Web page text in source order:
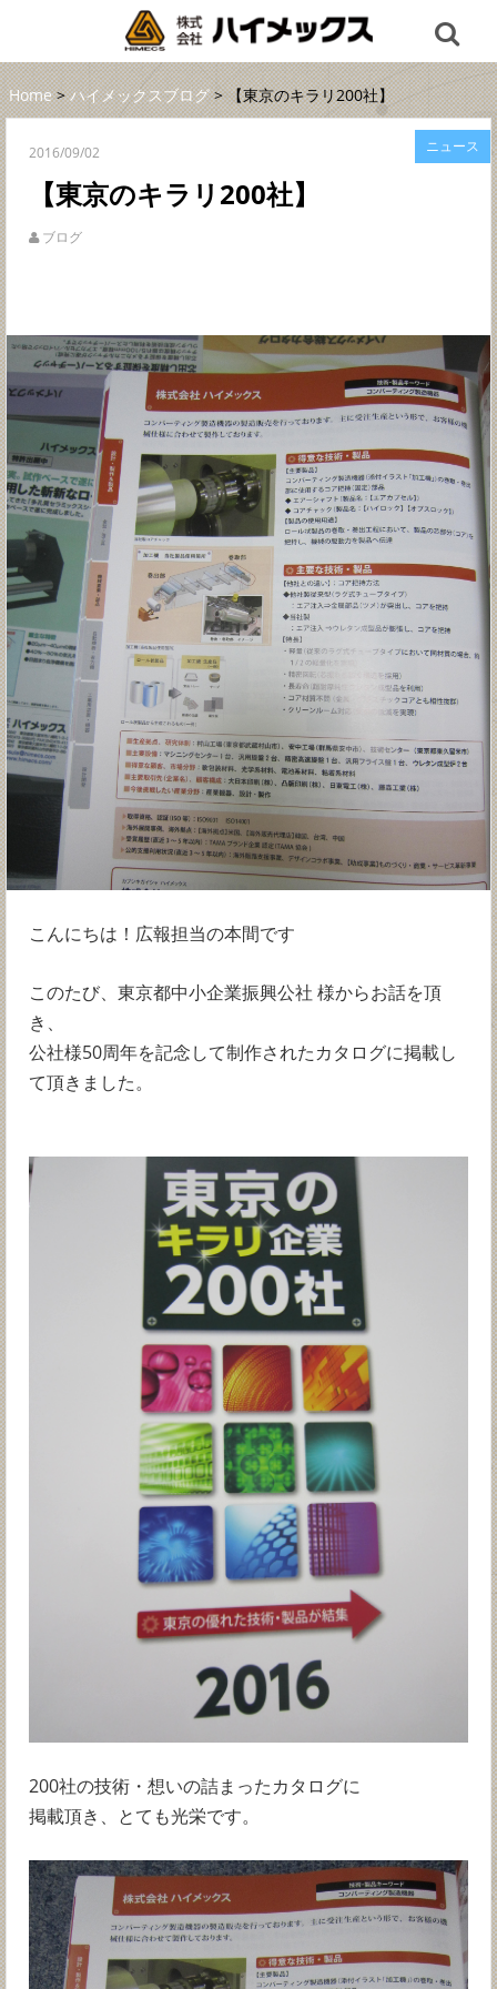
Home>ハイメックスブログ> 【東京のキラリ200社】
ニュース
2016/09/02
【東京のキラリ200社】
ブログ
こんにちは！広報担当の本間です
このたび、東京都中小企業振興公社 様からお話を頂
き、
公社様50周年を記念して制作されたカタログに掲載し
て頂きました。
200社の技術・想いの詰まったカタログに
掲載頂き、とても光栄です。